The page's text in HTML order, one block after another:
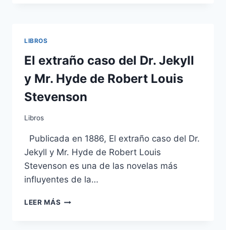
LIBROS
El extraño caso del Dr. Jekyll
y Mr. Hyde de Robert Louis
Stevenson
Libros
Publicada en 1886, El extraño caso del Dr.
Jekyll y Mr. Hyde de Robert Louis
Stevenson es una de las novelas más
influyentes de la…
LEER MÁS EL